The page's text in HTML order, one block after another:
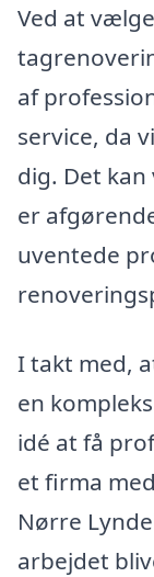
Ved at
af
service, da
dig. Det
er
uventede
I takt med,
en
idé at få
et firma
Nørre
arbejdet